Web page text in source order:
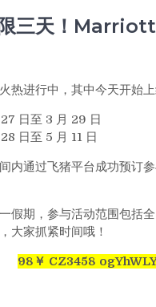
三天！Marriott
热进行中，其中今天开始
日至 3 月 29 日
日至 5 月 11 日
内通过飞猪平台成功预订
假期，参与活动范围包括
大家抓紧时间哦！
98￥ CZ3458